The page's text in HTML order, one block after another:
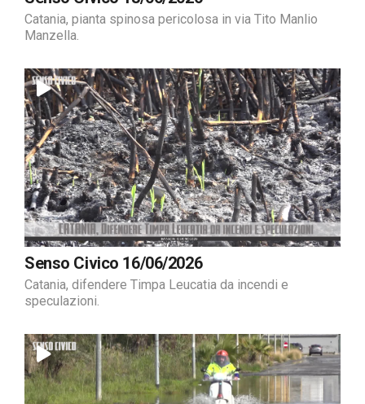
Catania, pianta spinosa pericolosa in via Tito Manlio
Manzella.
Senso Civico 16/06/2026
Catania, difendere Timpa Leucatia da incendi e
speculazioni.